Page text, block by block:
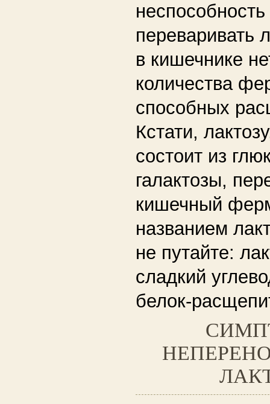
переваривать
в кишечнике
количества
способных
Кстати,
состоит из
галактозы,
кишечный
названием
не путайте:
сладкий
белок-